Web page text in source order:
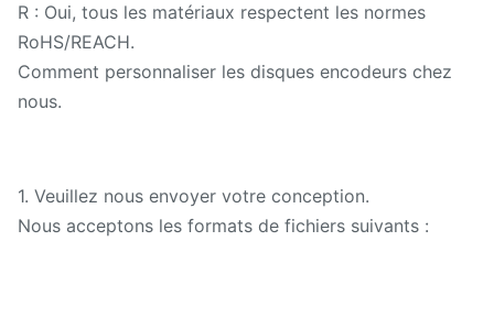
R : Oui, tous les matériaux respectent les normes
RoHS/REACH.
Comment personnaliser les disques encodeurs chez
nous.
1. Veuillez nous envoyer votre conception.
Nous acceptons les formats de fichiers suivants :